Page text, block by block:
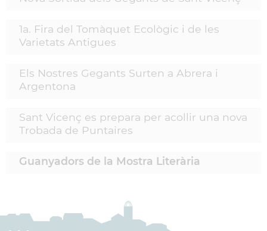
1a. Fira del Tomàquet Ecològic i de les
Varietats Antigues
Els Nostres Gegants Surten a Abrera i
Argentona
Sant Vicenç es prepara per acollir una nova
Trobada de Puntaires
Guanyadors de la Mostra Literària